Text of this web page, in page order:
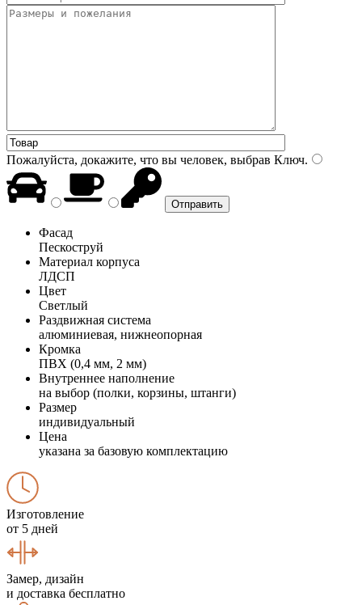
Пожалуйста, докажите, что вы человек, выбрав Ключ.
Фасад
Пескоструй
Материал корпуса
ЛДСП
Цвет
Светлый
Раздвижная система
алюминиевая, нижнеопорная
Кромка
ПВХ (0,4 мм, 2 мм)
Внутреннее наполнение
на выбор (полки, корзины, штанги)
Размер
индивидуальный
Цена
указана за базовую комплектацию
Изготовление
от 5 дней
Замер, дизайн
и доставка бесплатно